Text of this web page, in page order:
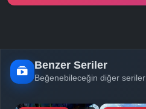
Benzer Seriler
Beğenebileceğin diğer seriler